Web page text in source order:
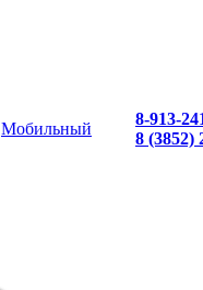
Мобильный
8-913-
8 (3852)